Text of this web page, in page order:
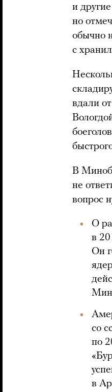
и
но
обычно
с
вдали
В
не
вопрос
О
в
Он
со
по
в